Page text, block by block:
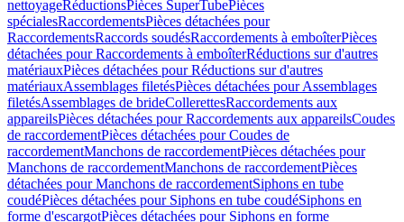
nettoyageRéductionsPièces SuperTubePièces
spécialesRaccordementsPièces détachées pour
RaccordementsRaccords soudésRaccordements à emboîterPièces
détachées pour Raccordements à emboîterRéductions sur d'autres
matériauxPièces détachées pour Réductions sur d'autres
matériauxAssemblages filetésPièces détachées pour Assemblages
filetésAssemblages de brideCollerettesRaccordements aux
appareilsPièces détachées pour Raccordements aux appareilsCoudes
de raccordementPièces détachées pour Coudes de
raccordementManchons de raccordementPièces détachées pour
Manchons de raccordementManchons de raccordementPièces
détachées pour Manchons de raccordementSiphons en tube
coudéPièces détachées pour Siphons en tube coudéSiphons en
forme d'escargotPièces détachées pour Siphons en forme